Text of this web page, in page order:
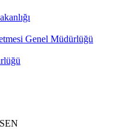
Genel Müdürlüğü